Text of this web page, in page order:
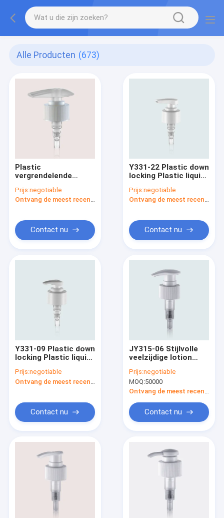
Alle Producten (673)
Plastic
vergrendelende
dispenser pomp voor
shampoo en
dosering 0,5 ± 0,05
ml/T fles
Prijs:negotiable
Ontvang de meest recente Prijs
Contact nu
Y331-22 Plastic down
locking Plastic liquid
voor shampoo en
haarconditioning
Prijs:negotiable
Ontvang de meest recente Prijs
Contact nu
Y331-09 Plastic down
locking Plastic liquid
voor shampoo en
haarconditioning
Prijs:negotiable
Contact nu
JY315-06 Stijlvolle
veelzijdige lotion
Prijs:negotiable
MOQ:50000
Contact nu